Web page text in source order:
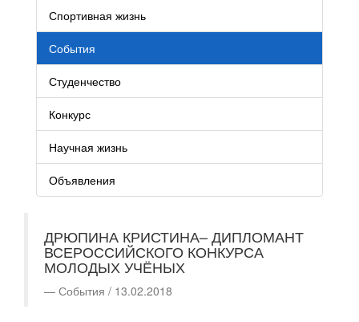
Спортивная жизнь
События
Студенчество
Конкурс
Научная жизнь
Объявления
ДРЮПИНА КРИСТИНА– ДИПЛОМАНТ
ВСЕРОССИЙСКОГО КОНКУРСА
МОЛОДЫХ УЧЁНЫХ
События / 13.02.2018